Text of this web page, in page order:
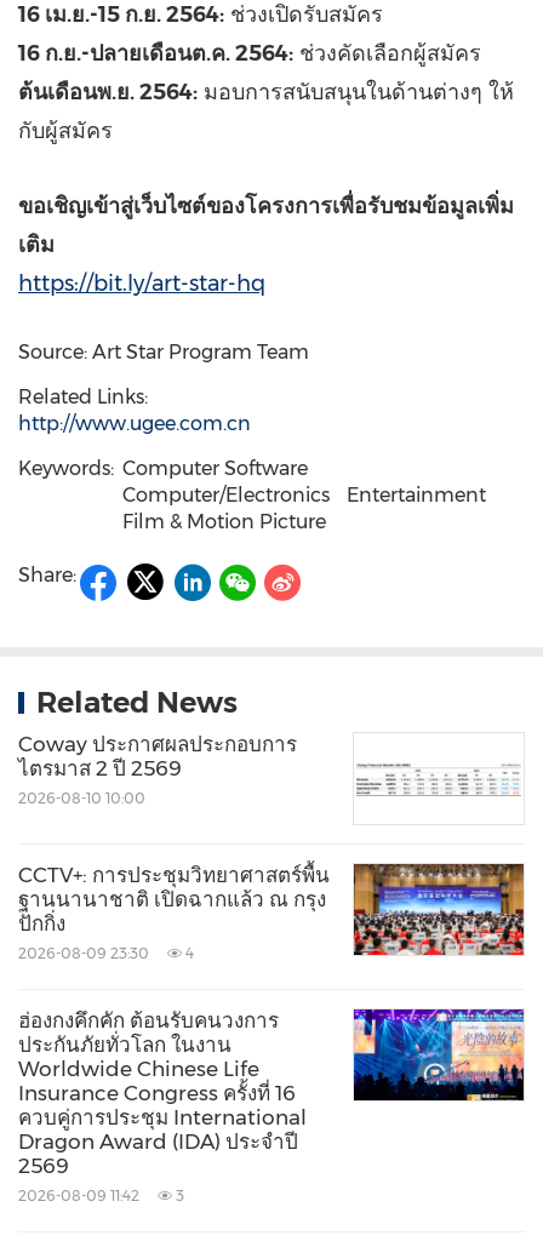
16 เม.ย.-15 ก.ย. 2564: ช่วงเปิดรับสมัคร
16 ก.ย.-ปลายเดือนต.ค. 2564: ช่วงคัดเลือกผู้สมัคร
ต้นเดือนพ.ย. 2564: มอบการสนับสนุนในด้านต่างๆ ให้
กับผู้สมัคร
ขอเชิญเข้าสู่เว็บไซต์ของโครงการเพื่อรับชมข้อมูลเพิ่ม
เติม
https://bit.ly/art-star-hq
Source: Art Star Program Team
Related Links:
http://www.ugee.com.cn
Keywords: Computer Software
Computer/Electronics
Entertainment
Film & Motion Picture
Share:
Related News
Coway ประกาศผลประกอบการ
ไตรมาส 2 ปี 2569
2026-08-10 10:00
CCTV+: การประชุมวิทยาศาสตร์พื้น
ฐานนานาชาติ เปิดฉากแล้ว ณ กรุง
ปักกิ่ง
2026-08-09 23:30 4
ฮ่องกงคึกคัก ต้อนรับคนวงการ
ประกันภัยทั่วโลก ในงาน
Worldwide Chinese Life
Insurance Congress ครั้งที่ 16
ควบคู่การประชุม International
Dragon Award (IDA) ประจำปี
2569
2026-08-09 11:42 3